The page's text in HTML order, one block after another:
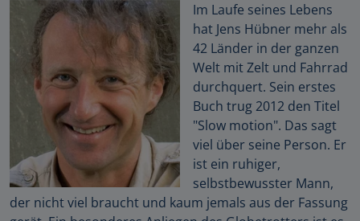
Im Laufe seines Lebens
hat Jens Hübner mehr als
42 Länder in der ganzen
Welt mit Zelt und Fahrrad
durchquert. Sein erstes
Buch trug 2012 den Titel
"Slow motion". Das sagt
viel über seine Person. Er
ist ein ruhiger,
selbstbewusster Mann,
der nicht viel braucht und kaum jemals aus der Fassung